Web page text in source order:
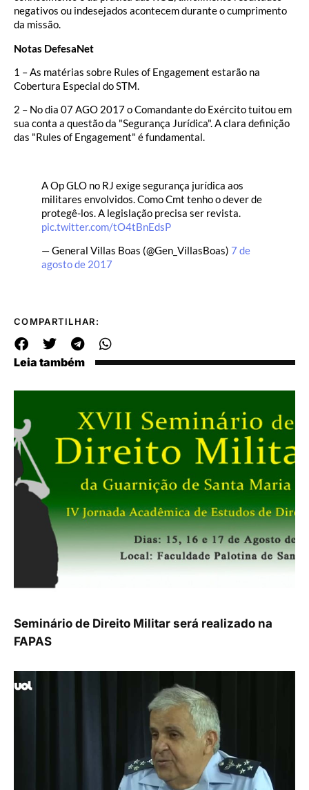
negativos ou indesejados acontecem durante o cumprimento
da missão.
Notas DefesaNet
1 – As matérias sobre Rules of Engagement estarão na
Cobertura Especial do STM.
2 – No dia 07 AGO 2017 o Comandante do Exército tuitou em
sua conta a questão da "Segurança Jurídica". A clara definição
das "Rules of Engagement" é fundamental.
A Op GLO no RJ exige segurança jurídica aos
militares envolvidos. Como Cmt tenho o dever de
protegê-los. A legislação precisa ser revista.
pic.twitter.com/tO4tBnEdsP
— General Villas Boas (@Gen_VillasBoas) 7 de
agosto de 2017
COMPARTILHAR:
Leia também
Seminário de Direito Militar será realizado na
FAPAS